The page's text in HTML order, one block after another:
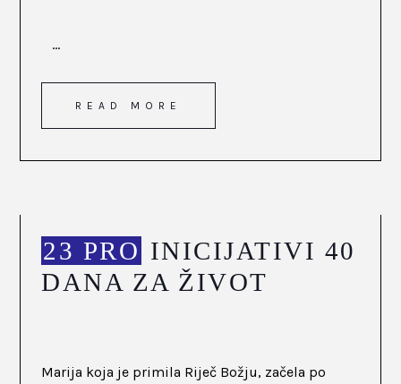
...
READ MORE
23 PRO INICIJATIVI 40
DANA ZA ŽIVOT
Marija koja je primila Riječ Božju, začela po